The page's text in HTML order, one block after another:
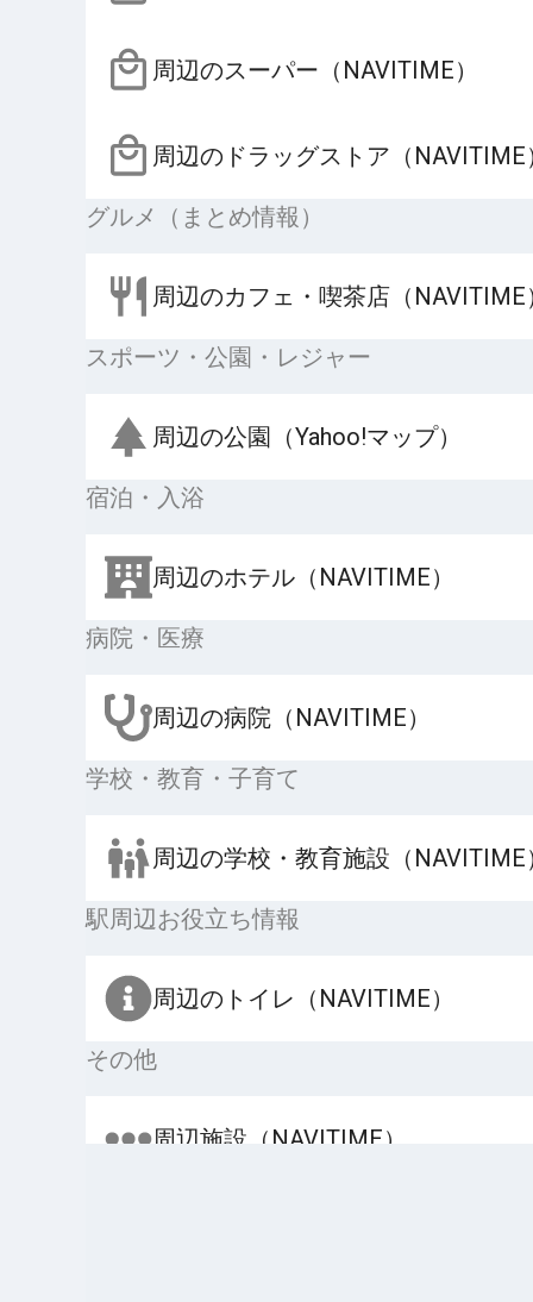
周辺のスーパー（NAVITIME）
周辺のドラッグストア（NAVITIME
グルメ（まとめ情報）
周辺のカフェ・喫茶店（NAVITIME
スポーツ・公園・レジャー
周辺の公園（Yahoo!マップ）
宿泊・入浴
周辺のホテル（NAVITIME）
病院・医療
周辺の病院（NAVITIME）
学校・教育・子育て
周辺の学校・教育施設（NAVITIME
駅周辺お役立ち情報
周辺のトイレ（NAVITIME）
その他
周辺施設（NAVITIME）